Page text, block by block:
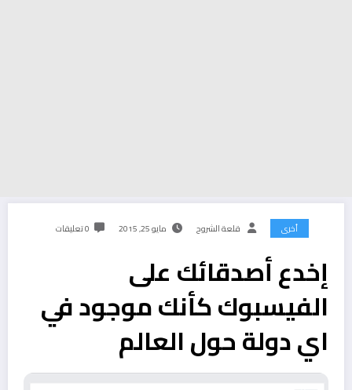
أخرى قلعة الشروح مايو 25, 2015 0 تعليقات
إخدع أصدقائك على
الفيسبوك كأنك موجود في
اي دولة حول العالم